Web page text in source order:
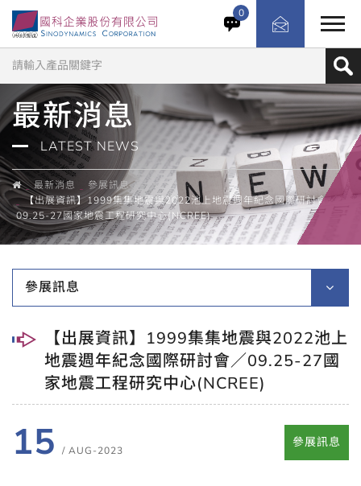
0
最新消息
LATEST NEWS
最新消息
參展訊息
【出展資訊】1999集集地震與2022池上地震週年紀念國際研討會／
09.25-27國家地震工程研究中心(NCREE)
參展訊息
【出展資訊】1999集集地震與2022池上
地震週年紀念國際研討會／09.25-27國
家地震工程研究中心(NCREE)
15 / AUG-2023
參展訊息